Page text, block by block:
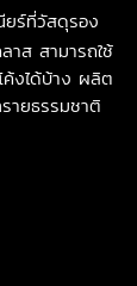
ยร์ที่วัสดุรอง
าส สามารถใช้
ค้งได้บ้าง ผลิต
ายธรรมชาติ